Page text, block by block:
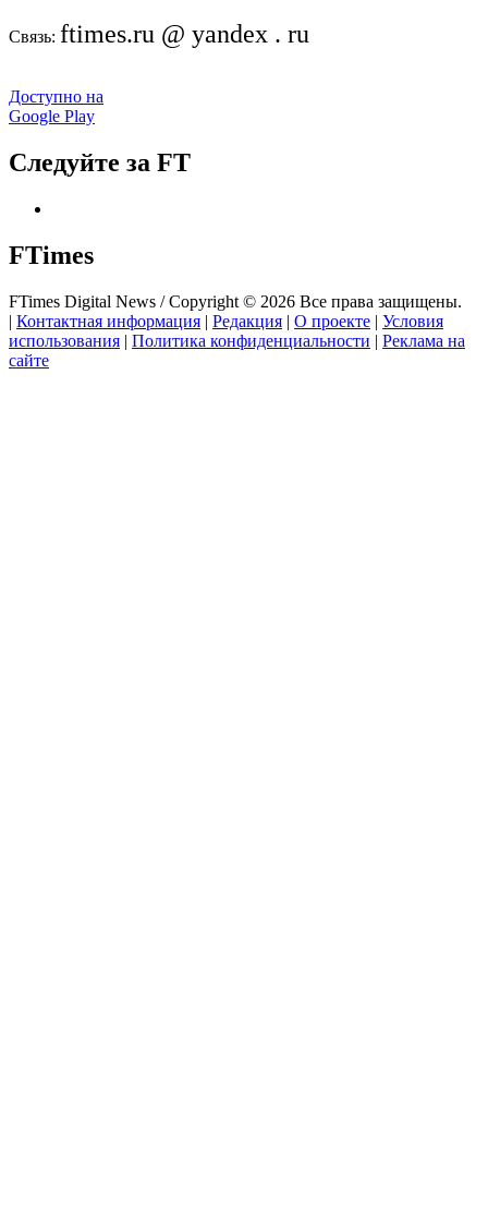
Связь: ftimes.ru @ yandex . ru
Доступно на
Google Play
Следуйте за FT
FTimes
FTimes Digital News / Copyright © 2026 Все права защищены.
| Контактная информация | Редакция | О проекте | Условия
использования | Политика конфиденциальности | Реклама на
сайте